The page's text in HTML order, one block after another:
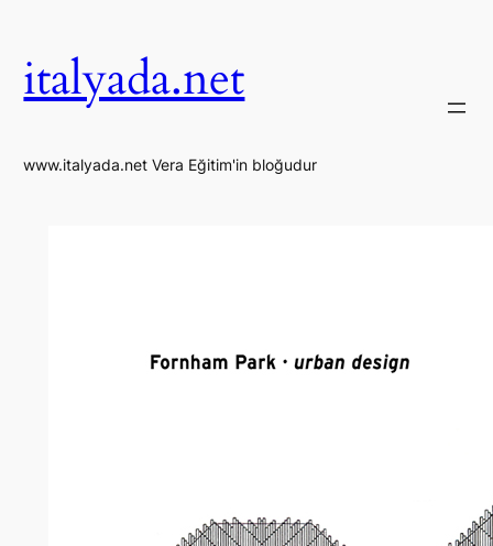
italyada.net
www.italyada.net Vera Eğitim'in bloğudur